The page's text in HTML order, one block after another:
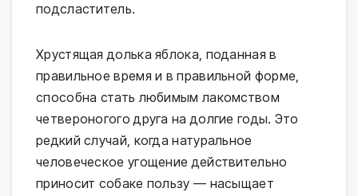
подсластитель.
Хрустящая долька яблока, поданная в
правильное время и в правильной форме,
способна стать любимым лакомством
четвероногого друга на долгие годы. Это
редкий случай, когда натуральное
человеческое угощение действительно
приносит собаке пользу — насыщает